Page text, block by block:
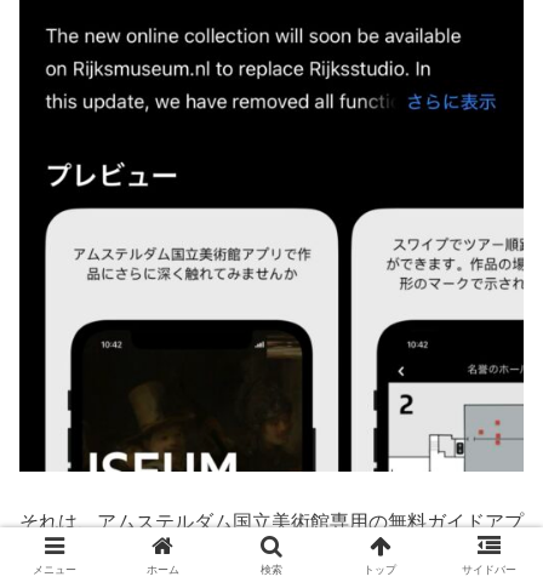
それは、アムステルダム国立美術館専用の無料ガイドアプ
リのダウンロード。
メニュー ホーム 検索 トップ サイドバー